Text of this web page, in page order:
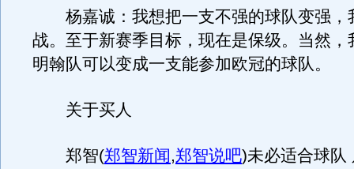
杨嘉诚：我想把一支不强的球队变强，
战。至于新赛季目标，现在是保级。当然，
明翰队可以变成一支能参加欧冠的球队。
关于买人
郑智(郑智新闻,郑智说吧)未必适合球队